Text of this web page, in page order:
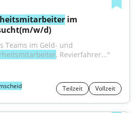
im
w/d)
Teams im Geld- und
, Revierfahrer..."
Teilzeit Vollzeit